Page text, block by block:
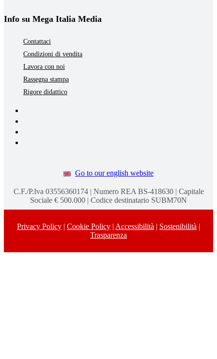
Info su Mega Italia Media
Contattaci
Condizioni di vendita
Lavora con noi
Rassegna stampa
Rigore didattico
Go to our english website
C.F./P.Iva 03556360174 | Numero REA BS-418630 | Capitale
Sociale € 500.000 | Codice destinatario SUBM70N
Privacy Policy | Cookie Policy | Accessibilità | Sostenibilità |
Trasparenza